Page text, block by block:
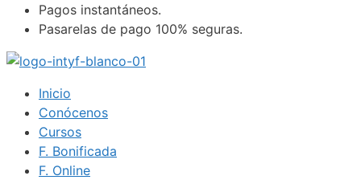
Pagos instantáneos.
Pasarelas de pago 100% seguras.
Inicio
Conócenos
Cursos
F. Bonificada
F. Online